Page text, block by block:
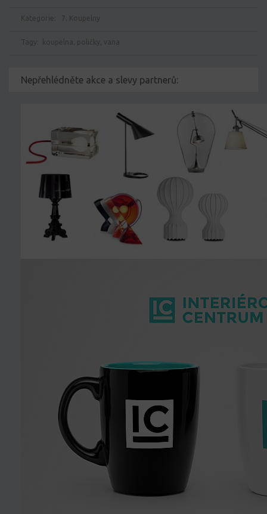
Kategorie: 7. Koupelny
Tagy: koupelna poličky vana
Nepřehlédněte akce a slevy partnerů: